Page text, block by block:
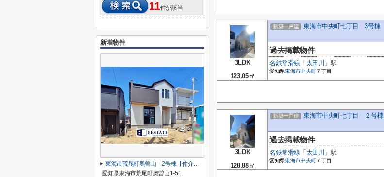
3LDK
123.05㎡
新築一戸建 東海市中央町七丁目 3号棟
過去掲載物件
名鉄常滑線 「 太田川 」駅
愛知県東海市中央町 ７丁目
3LDK
128.88㎡
新築一戸建 東海市中央町七丁目 ２号棟
過去掲載物件
名鉄常滑線 「 太田川 」駅
愛知県東海市中央町 ７丁目
11件が該当
新着物件
東海市荒尾町奥曽山 2号棟【仲介手数料0円】
愛知県東海市荒尾町奥曽山1-51